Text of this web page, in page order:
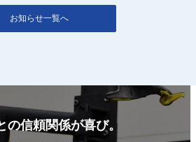
お知らせ一覧へ
の信頼関係が喜び。